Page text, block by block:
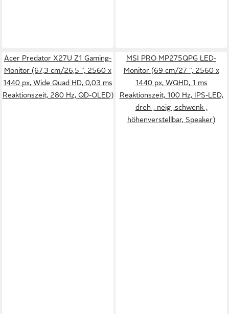
Acer Predator X27U Z1 Gaming-
Monitor (67,3 cm/26,5 ", 2560 x
1440 px, Wide Quad HD, 0,03 ms
Reaktionszeit, 280 Hz, QD-OLED)
MSI PRO MP275QPG LED-
Monitor (69 cm/27 ", 2560 x
1440 px, WQHD, 1 ms
Reaktionszeit, 100 Hz, IPS-LED,
dreh-, neig-,schwenk-,
höhenverstellbar, Speaker)